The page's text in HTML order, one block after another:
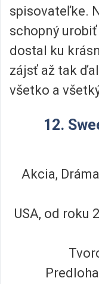
spisovateľke.
schopný
dostal ku
zájsť až tak
všetko a
12.
Akcia,
USA, od roku